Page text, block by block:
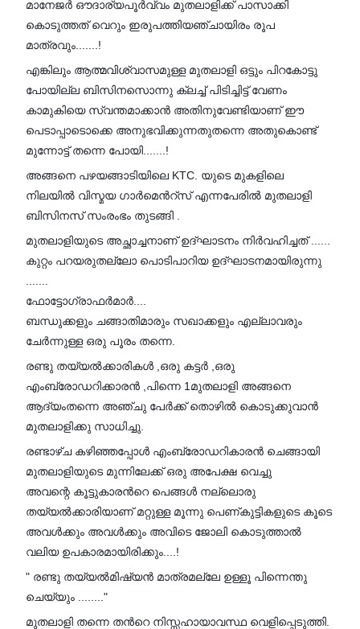
മാനേജർ ഔദാര്യപൂർവ്വം മുതലാളിക്ക് പാസാക്കി
കൊടുത്തത് വെറും ഇരുപത്തിയഞ്ചായിരം രൂപ
മാത്രവും.......!
എങ്കിലും ആത്മവിശ്വാസമുള്ള മുതലാളി ഒട്ടും പിറകോട്ടു
പോയില്ല ബിസിനസൊന്നു ക്ലച്ച് പിടിച്ചിട്ട് വേണം
കാമുകിയെ സ്വന്തമാക്കാൻ അതിനുവേണ്ടിയാണ് ഈ
പെടാപ്പാടൊക്കെ അനുഭവിക്കുന്നതുതന്നെ അതുകൊണ്ട്
മുന്നോട്ട് തന്നെ പോയി.......!
അങ്ങനെ പഴയങ്ങാടിയിലെ KTC. യുടെ മുകളിലെ
നിലയിൽ വിസ്മയ ഗാർമെൻറ്സ് എന്നപേരിൽ മുതലാളി
ബിസിനസ് സംരംഭം തുടങ്ങി .
മുതലാളിയുടെ അച്ഛാച്ചനാണ് ഉദ്ഘാടനം നിർവഹിച്ചത് ......
കുറ്റം പറയരുതല്ലോ പൊടിപാറിയ ഉദ്ഘാടനമായിരുന്നു
ഫോട്ടോഗ്രാഫർമാർ....
ബന്ധുക്കളും ചങ്ങാതിമാരും സഖാക്കളും എല്ലാവരും
ചേർന്നുള്ള ഒരു പൂരം തന്നെ.
രണ്ടു തയ്യൽക്കാരികൾ ,ഒരു കട്ടർ ,ഒരു
എംബ്രോഡറിക്കാരൻ ,പിന്നെ 1മുതലാളി അങ്ങനെ
ആദ്യംതന്നെ അഞ്ചു പേർക്ക് തൊഴിൽ കൊടുക്കുവാൻ
മുതലാളിക്കു സാധിച്ചു.
രണ്ടാഴ്ച കഴിഞ്ഞപ്പോൾ എംബ്രോഡറികാരൻ ചെങ്ങായി
മുതലാളിയുടെ മുന്നിലേക്ക് ഒരു അപേക്ഷ വെച്ചു
അവന്റെ കൂട്ടുകാരൻറെ പെങ്ങൾ നല്ലൊരു
തയ്യൽക്കാരിയാണ് മറ്റുള്ള മൂന്നു പെണ്കുട്ടികളുടെ കൂടെ
അവൾക്കും അവൾക്കും അവിടെ ജോലി കൊടുത്താൽ
വലിയ ഉപകാരമായിരിക്കും....!
" രണ്ടു തയ്യൽമിഷ്യൻ മാത്രമല്ലേ ഉള്ളൂ പിന്നെന്തു
ചെയ്യും ........"
മുതലാളി തന്നെ തൻറെ നിസ്സഹായാവസ്ഥ വെളിപ്പെടുത്തി.